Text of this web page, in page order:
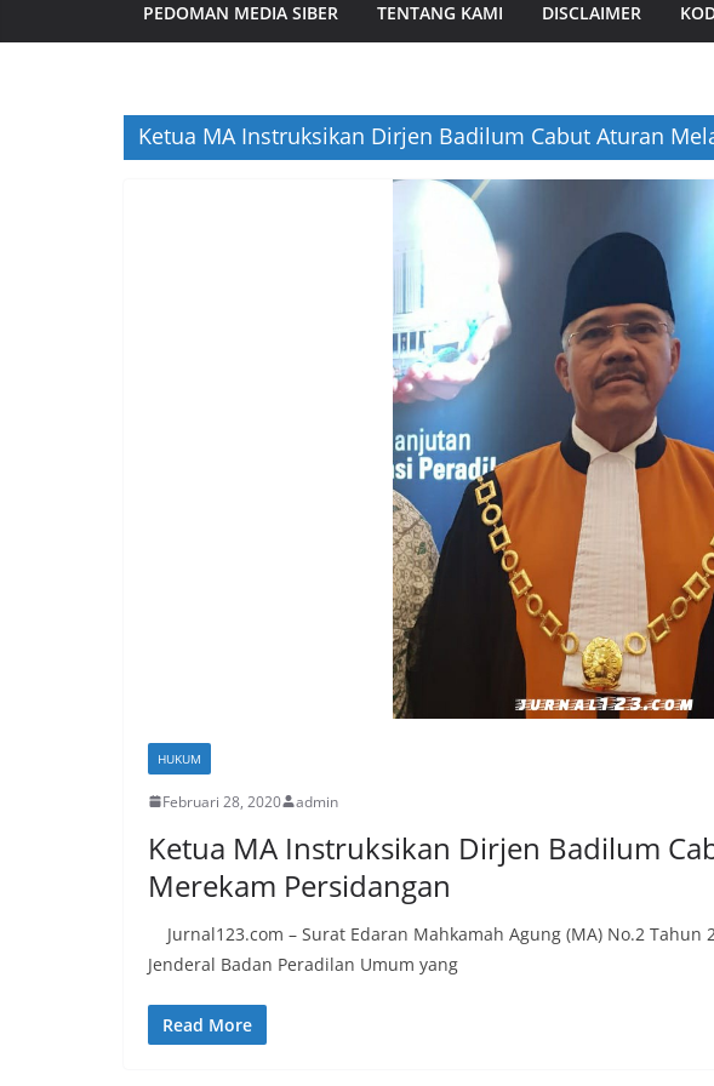
PEDOMAN MEDIA SIBER TENTANG KAMI DISCLAIMER
Ketua MA Instruksikan Dirjen Badilum Cabut Aturan
HUKUM
Februari 28, 2020 admin
Ketua MA Instruksikan Dirjen Badilum
Merekam Persidangan
Jurnal123.com – Surat Edaran Mahkamah Agung (MA) No.2 Tahun
Jenderal Badan Peradilan Umum yang
Read More